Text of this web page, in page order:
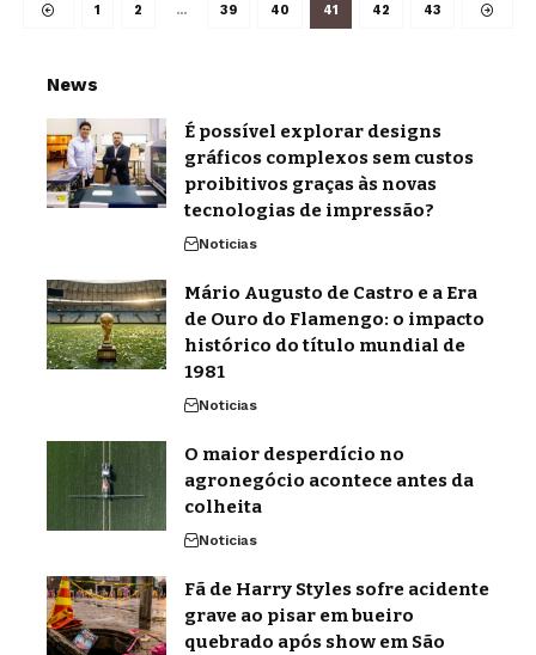
1 2 … 39 40 41 42 43
News
É possível explorar designs
gráficos complexos sem custos
proibitivos graças às novas
tecnologias de impressão?
Noticias
Mário Augusto de Castro e a Era
de Ouro do Flamengo: o impacto
histórico do título mundial de
1981
Noticias
O maior desperdício no
agronegócio acontece antes da
colheita
Noticias
Fã de Harry Styles sofre acidente
grave ao pisar em bueiro
quebrado após show em São